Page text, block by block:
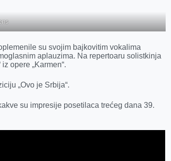
su svojim bajkovitim vokalima
aplauzima. Na repertoaru solistkinja
opere „Karmen“.
„Ovo je Srbija“.
su impresije posetilaca trećeg dana 39.